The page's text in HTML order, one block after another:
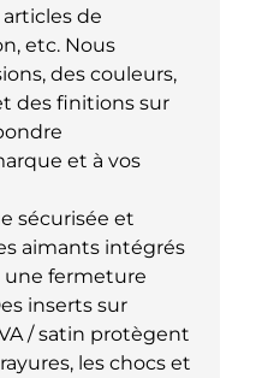
de
etc. Nous
des couleurs,
des finitions sur
et à vos
sécurisée et
aimants intégrés
une fermeture
inserts sur
/ satin protègent
les chocs et